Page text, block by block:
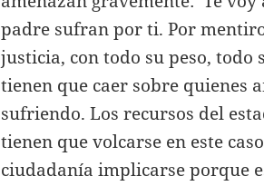
padre sufran por ti. Por
justicia, con todo su peso,
tienen que caer sobre quienes
sufriendo. Los recursos del
tienen que volcarse en este
ciudadanía implicarse porque